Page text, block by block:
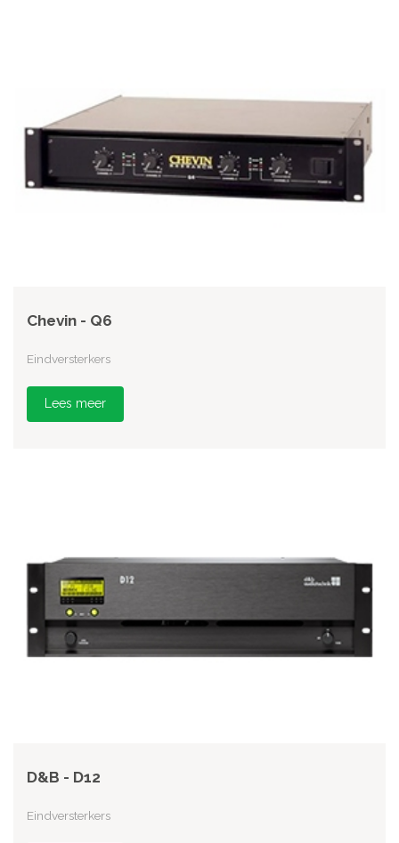
Chevin - Q6
Eindversterkers
Lees meer
D&B - D12
Eindversterkers